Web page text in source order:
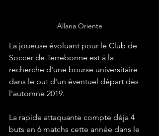
Allana Oriente
La joueuse évoluant pour le Club de
Soccer de Terrebonne est à la
recherche d'une bourse universitaire
dans le but d'un éventuel départ dès
l'automne 2019.
La rapide attaquante compte déja 4
buts en 6 matchs cette année dans le